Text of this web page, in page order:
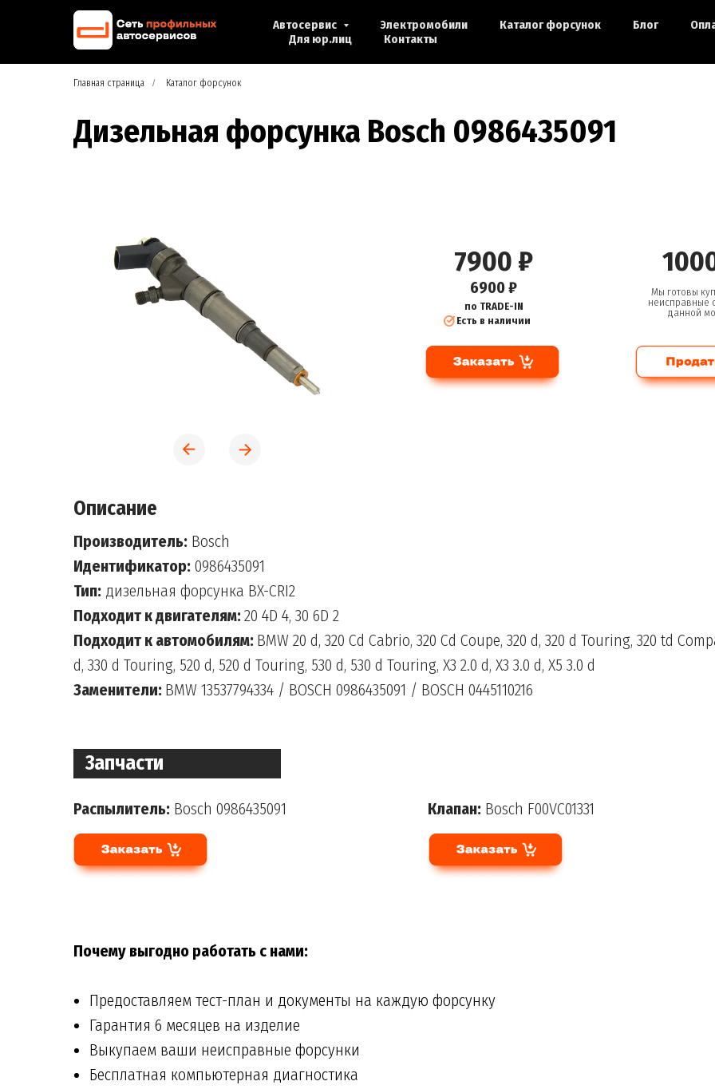
Автосервис Электромобили Каталог форсунок Блог
Для юр.лиц
Контакты
Главная страница / Каталог форсунок
Дизельная форсунка Bosch 0986435091
6900 ₽
7900 ₽
Мы готовы
неисправные
данной
по TRADE-IN
Есть в наличии
Производитель: Bosch
Идентификатор: 0986435091
Тип: дизельная форсунка BX-CRI2
Подходит к двигателям:20 4D 4, 30 6D 2
Подходит к автомобилям: BMW 20 d, 320 Cd Cabrio, 320 Cd Coupe, 320 d, 320 d Touring, 320 td
d, 330 d Touring, 520 d, 520 d Touring, 530 d, 530 d Touring, X3 2.0 d, X3 3.0 d, X5 3.0 d
Заменители: BMW 13537794334 / BOSCH 0986435091 / BOSCH 0445110216
Описание
Клапан: Bosch F00VC01331
Распылитель: Bosch 0986435091
Запчасти
Почему выгодно работать с нами:
Предоставляем тест-план и документы на каждую форсунку
Гарантия 6 месяцев на изделие
Выкупаем ваши неисправные форсунки
Бесплатная компьютерная диагностика